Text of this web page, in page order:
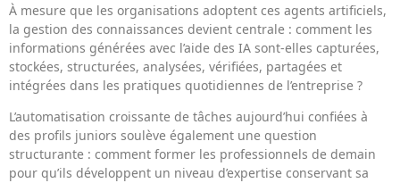
À mesure que les organisations adoptent ces agents artificiels,
la gestion des connaissances devient centrale : comment les
informations générées avec l’aide des IA sont-elles capturées,
stockées, structurées, analysées, vérifiées, partagées et
intégrées dans les pratiques quotidiennes de l’entreprise ?
L’automatisation croissante de tâches aujourd’hui confiées à
des profils juniors soulève également une question
structurante : comment former les professionnels de demain
pour qu’ils développent un niveau d’expertise conservant sa